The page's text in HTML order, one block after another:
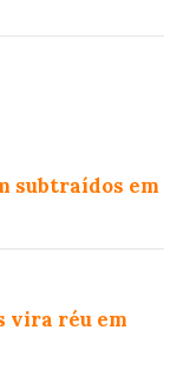
subtraídos em
vira réu em